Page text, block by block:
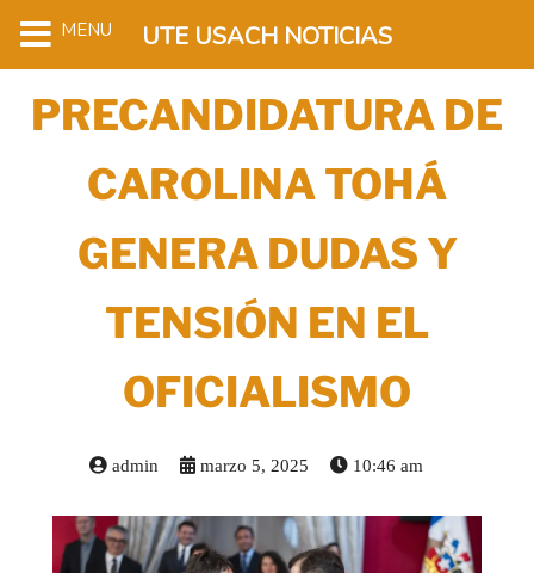
PRECANDIDATURA DE
CAROLINA TOHÁ
GENERA DUDAS Y
TENSIÓN EN EL
OFICIALISMO
admin marzo 5, 2025 10:46 am
MENU UTE USACH NOTICIAS